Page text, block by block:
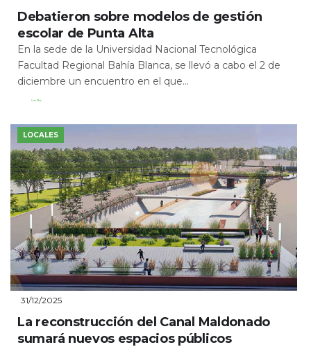
Debatieron sobre modelos de gestión
escolar de Punta Alta
En la sede de la Universidad Nacional Tecnológica
Facultad Regional Bahía Blanca, se llevó a cabo el 2 de
diciembre un encuentro en el que...
Leer Más
LOCALES
31/12/2025
La reconstrucción del Canal Maldonado
sumará nuevos espacios públicos